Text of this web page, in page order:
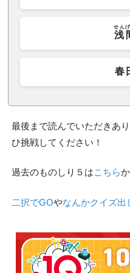
浅
せん
春
最後まで読んでいただきあ
ひ挑戦してください！
過去のものしり５はこちら
二択でGOやなんかクイズ出